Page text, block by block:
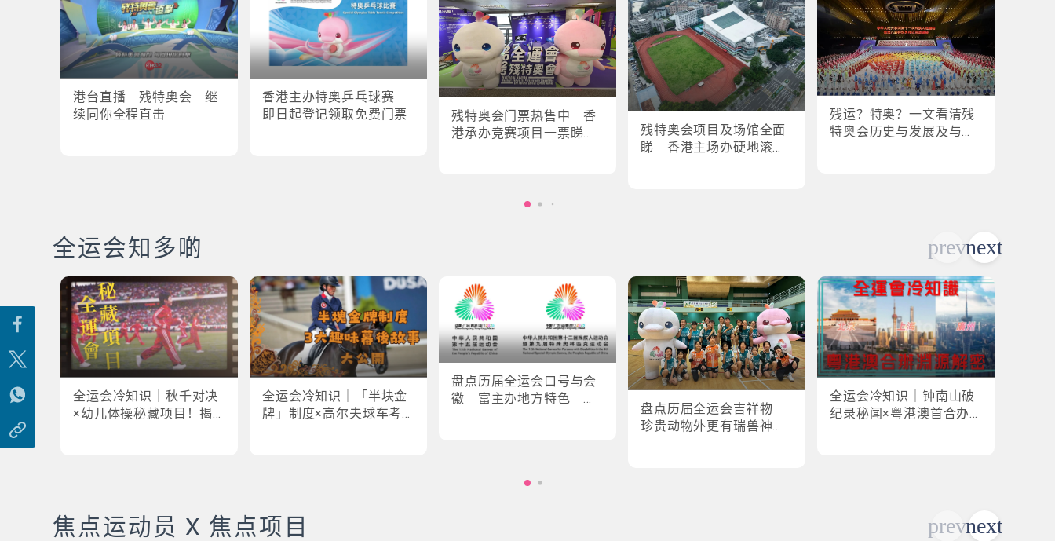
港台直播 残特奥会 继
续同你全程直击
香港主办特奥乒乓球赛
即日起登记领取免费门票
残特奥会门票热售中 香
港承办竞赛项目一票睇所
残特奥会项目及场馆全面
睇 香港主场办硬地滚球
残运？特奥？一文看清残
特奥会历史与发展及与全
全运会知多啲
全运会冷知识｜秋千对决
×幼儿体操秘藏项目！揭
全运会冷知识｜「半块金
牌」制度×高尔夫球车考
盘点历届全运会口号与会
徽 富主办地方特色 数
盘点历届全运会吉祥物
珍贵动物外更有瑞兽神话
全运会冷知识｜钟南山破
纪录秘闻×粤港澳首合办
焦点运动员 X 焦点项目